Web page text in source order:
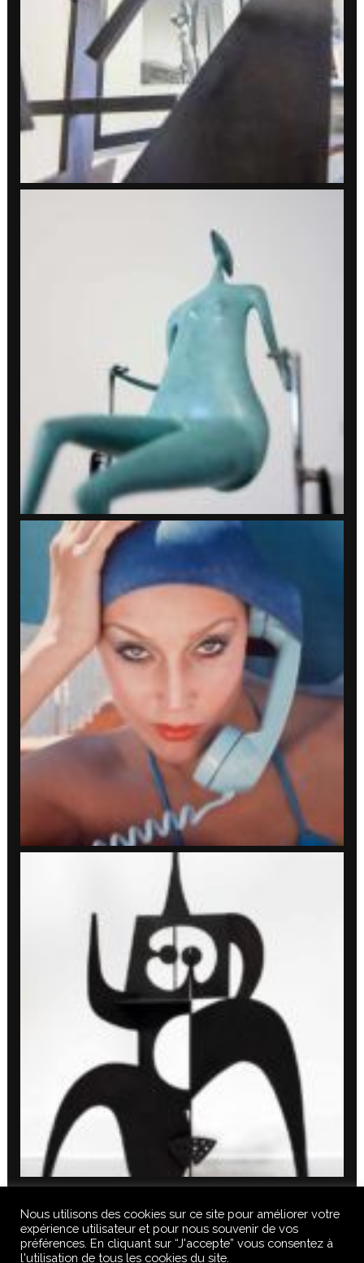
Nous utilisons des cookies sur ce site pour améliorer votre
expérience utilisateur et pour nous souvenir de vos
préférences. En cliquant sur “J'accepte” vous consentez à
l'utilisation de tous les cookies du site.